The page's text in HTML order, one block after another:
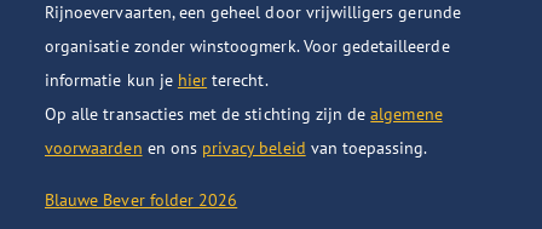
Rijnoevervaarten, een geheel door vrijwilligers gerunde
organisatie zonder winstoogmerk. Voor gedetailleerde
informatie kun je hier terecht.
Op alle transacties met de stichting zijn dealgemene
voorwaarden en ons privacy beleid van toepassing.
Blauwe Bever folder 2026